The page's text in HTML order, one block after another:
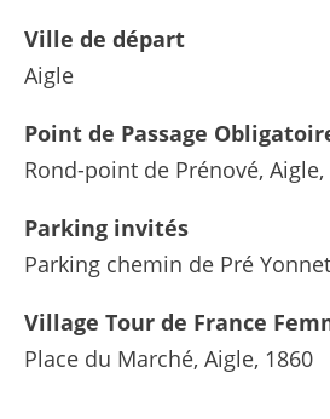
Ville de départ
Aigle
Point de Passage
Rond-point de Prénové, Aigle,
Parking invités
Parking chemin de Pré
Village Tour de France
Place du Marché, Aigle, 1860